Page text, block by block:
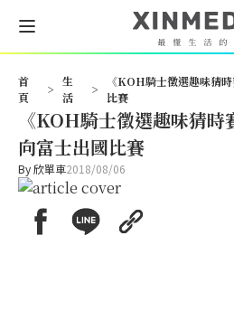
首
頁
>
生
活
>
《KOH騎士徵選趣味猜
比賽
《KOH騎士徵選趣味猜時
向富士出國比賽
By欣單車2018/08/06